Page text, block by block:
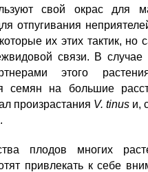
свой окрас для
отпугивания
их этих тактик, но
связи. В случае
этого
семян на большие
произрастания V. tinus и,
плодов многих
привлекать к себе